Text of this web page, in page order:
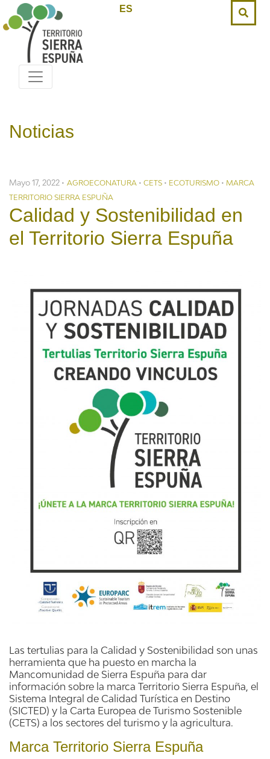
ES
Noticias
Mayo 17, 2022 • AGROECONATURA • CETS • ECOTURISMO • MARCA
TERRITORIO SIERRA ESPUÑA
Calidad y Sostenibilidad en
el Territorio Sierra Espuña
Las tertulias para la Calidad y Sostenibilidad son unas
herramienta que ha puesto en marcha la
Mancomunidad de Sierra Espuña para dar
información sobre la marca Territorio Sierra Espuña, el
Sistema Integral de Calidad Turística en Destino
(SICTED) y la Carta Europea de Turismo Sostenible
(CETS) a los sectores del turismo y la agricultura.
Marca Territorio Sierra Espuña